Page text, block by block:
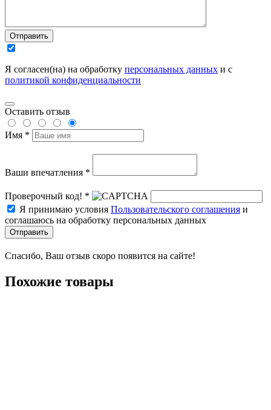
Отправить
Я согласен(на) на обработку персональных данных и с
политикой конфиденциальности
Оставить отзыв
Имя *
Ваши впечатления *
Проверочный код! *
Я принимаю условия Пользовательского соглашения и
соглашаюсь на обработку персональных данных
Отправить
Спасибо, Ваш отзыв скоро появится на сайте!
Похожие товары